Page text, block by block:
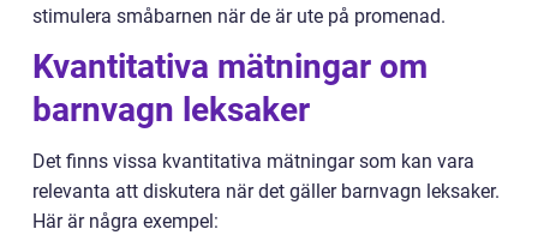
stimulera småbarnen när de är ute på promenad.
Kvantitativa mätningar om
barnvagn leksaker
Det finns vissa kvantitativa mätningar som kan vara
relevanta att diskutera när det gäller barnvagn leksaker.
Här är några exempel: